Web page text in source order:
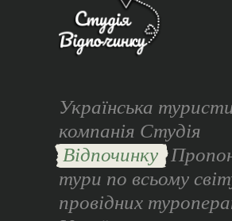
Українська
компанія Студія
Відпочинку
тури по всьому
провідних